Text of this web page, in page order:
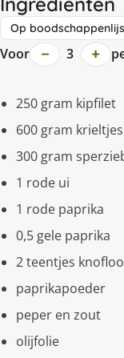
Op
Voor − 3 +
250 gram kipfilet
600 gram krieltjes
300 gram
1 rode ui
1 rode paprika
0,5 gele paprika
2 teentjes
paprikapoeder
peper en zout
olijfolie